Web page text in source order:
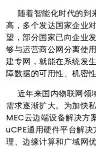
随着智能化时代的到
高，多个发达国家企业
望，部分国家已向企业
够与运营商公网分离使
建专网，就能在系统发
障数据的可用性、机密性
近年来国内物联网领
需求逐渐扩大。为加快
MEC云边端设备解决方
uCPE通用硬件平台解
理、边缘计算和广域网